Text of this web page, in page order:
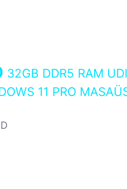
32GB DDR5 RAM
11 PRO